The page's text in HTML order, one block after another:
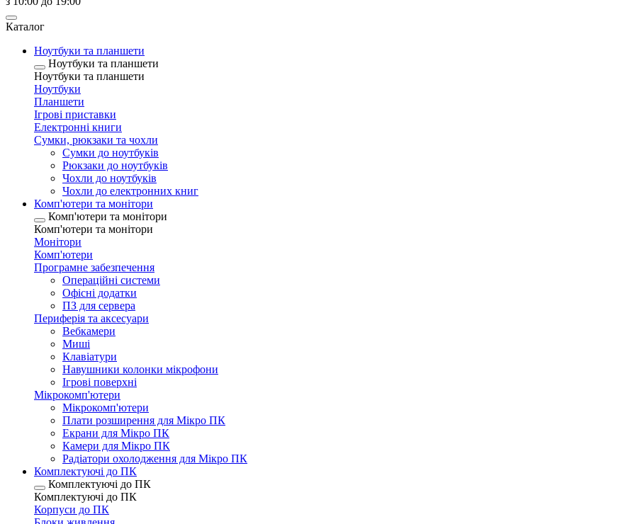
Каталог
Ноутбуки та планшети
Ноутбуки та планшети
Ноутбуки та планшети
Ноутбуки
Планшети
Ігрові приставки
Електронні книги
Сумки, рюкзаки та чохли
Сумки до ноутбуків
Рюкзаки до ноутбуків
Чохли до ноутбуків
Чохли до електронних книг
Комп'ютери та монітори
Комп'ютери та монітори
Комп'ютери та монітори
Монітори
Комп'ютери
Програмне забезпечення
Операційні системи
Офісні додатки
ПЗ для сервера
Периферія та аксесуари
Вебкамери
Миші
Клавіатури
Навушники колонки мікрофони
Ігрові поверхні
Мікрокомп'ютери
Мікрокомп'ютери
Плати розширення для Мікро ПК
Екрани для Мікро ПК
Камери для Мікро ПК
Радіатори охолодження для Мікро ПК
Комплектуючі до ПК
Комплектуючі до ПК
Комплектуючі до ПК
Корпуси до ПК